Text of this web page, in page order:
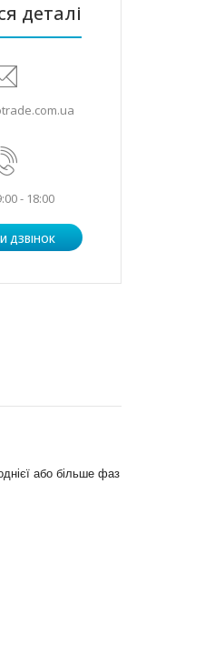
деталі
- 18:00
ДЗВІНОК
або більше фаз